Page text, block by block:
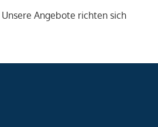
Unsere Angebote richten sich